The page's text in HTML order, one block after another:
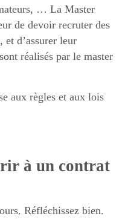
… La Master
de devoir recruter des
et d’assurer leur
réalisés par le master
aux règles et aux lois
à un contrat
Réfléchissez bien.